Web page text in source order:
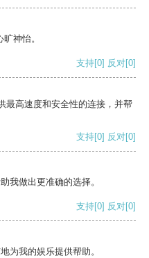
神怡。
支持[0] 反对[0]
最高速度和安全性的连接，并帮
支持[0] 反对[0]
我做出更准确的选择。
支持[0] 反对[0]
为我的娱乐提供帮助。